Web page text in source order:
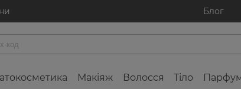
Блог
Макіяж Волосся Тіло